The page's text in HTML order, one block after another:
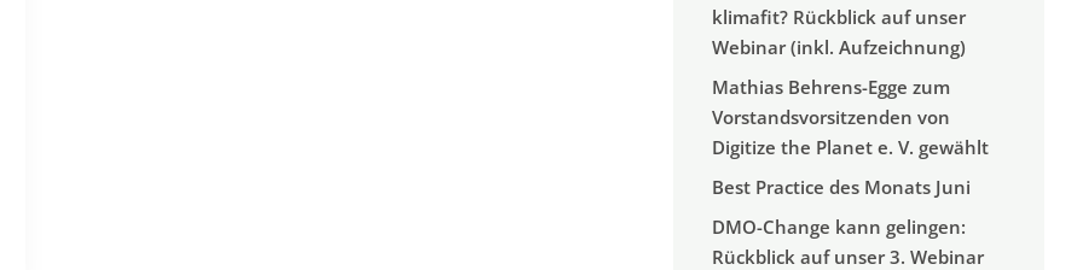
klimafit? Rückblick auf unser
Webinar (inkl. Aufzeichnung)
Mathias Behrens-Egge zum
Vorstandsvorsitzenden von
Digitize the Planet e. V. gewählt
Best Practice des Monats Juni
DMO-Change kann gelingen:
Rückblick auf unser 3. Webinar